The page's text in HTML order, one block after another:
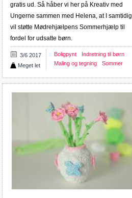
gratis ud. Så håber vi her på Kreativ med
Ungerne sammen med Helena, at I samtidig
vil støtte Mødrehjælpens Sommerhjælp til
fordel for udsatte børn.
3/6 2017
Meget let
Boligpynt
Indretning til børn
Maling og tegning
Sommer